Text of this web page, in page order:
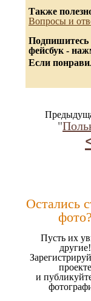
Также
Вопросы и
Подпишитесь
фейсбук -
Если
"
Остались
Пусть их
другие!
проекте
и